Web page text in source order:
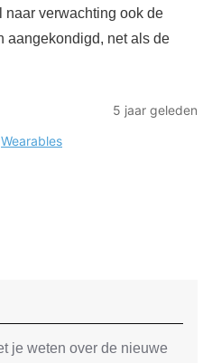
verwachting ook de
aangekondigd, net als de
5 jaar geleden
Wearables
je weten over de nieuwe